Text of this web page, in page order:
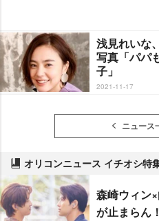
浅見れいな
写真「パパ
子」
2021-11-17
ニュース
オリコンニュース イチオシ特
森崎ウィン
が止まらん！